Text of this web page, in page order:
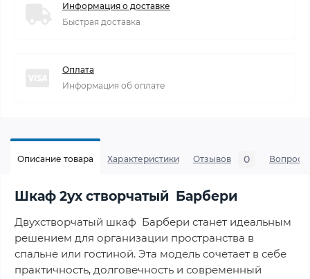
Информация о доставке
Быстрая доставка
Оплата
Информация об оплате
Описание товара Характеристики Отзывов 0 Вопросы
Шкаф 2ух створчатый Барбери
Двухстворчатый шкаф Барбери станет идеальным
решением для организации пространства в
спальне или гостиной. Эта модель сочетает в себе
практичность, долговечность и современный